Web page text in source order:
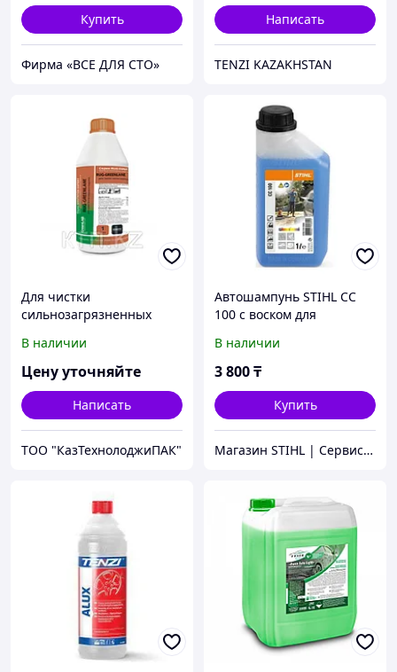
Купить
Фирма «ВСЕ ДЛЯ СТО»
Написать
TENZI KAZAKHSTAN
Для чистки
сильнозагрязненных
1л.
В наличии
Цену уточняйте
Написать
ТОО "КазТехнолоджиПАК"
Автошампунь STIHL CC
100 с воском для
В наличии
3 800₸
Купить
Магазин STIHL | Сервисный Центр ШТИЛЬ